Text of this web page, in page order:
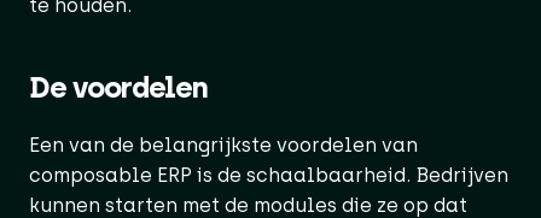
te houden.
De voordelen
Een van de belangrijkste voordelen van
composable ERP is de schaalbaarheid. Bedrijven
kunnen starten met de modules die ze op dat